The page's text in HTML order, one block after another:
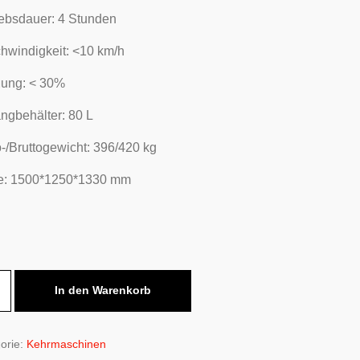
4 Stunden
<10 km/h
< 30%
80 L
Bruttogewicht: 396/420 kg
1500*1250*1330 mm
In den Warenkorb
Kehrmaschinen